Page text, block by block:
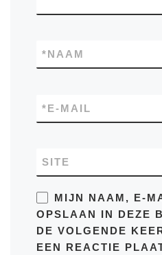
NAAM
*
E-MAIL
*
SITE
MIJN NAAM, E-
OPSLAAN IN DEZE
DE VOLGENDE
EEN REACTIE